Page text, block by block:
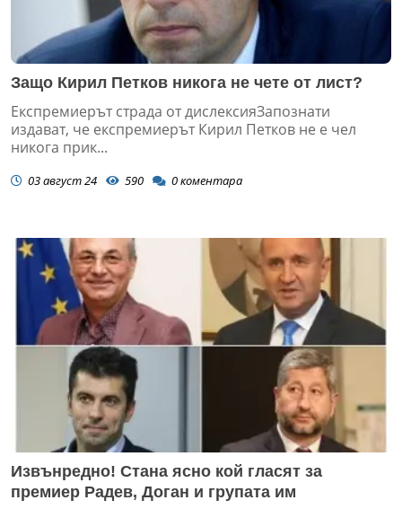
Защо Кирил Петков никога не чете от лист?
Експремиерът страда от дислексияЗапознати
издават, че експремиерът Кирил Петков не е чел
никога прик...
03 август 24 590 0коментара
Извънредно! Стана ясно кой гласят за
премиер Радев, Доган и групата им